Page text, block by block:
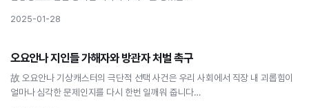
2025-01-28
오요안나 지인들 가해자와 방관자 처벌 촉구
사회
오요안나 지인들 가해자와 방관자 처벌 촉구
故 오요안나 기상캐스터의 극단적 선택 사건은 우리 사회에서 직장 내 괴롭힘이
얼마나 심각한 문제인지를 다시 한번 일깨워 줍니다…